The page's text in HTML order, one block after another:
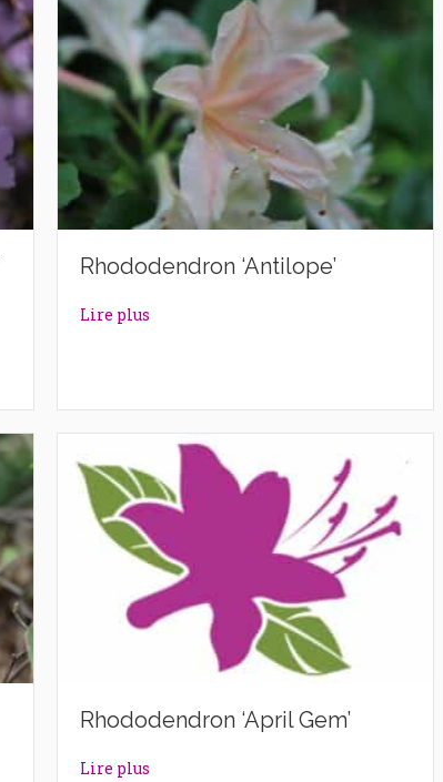
Rhododendron ‘Antilope’
Lire plus
Rhododendron ‘April Gem’
Lire plus